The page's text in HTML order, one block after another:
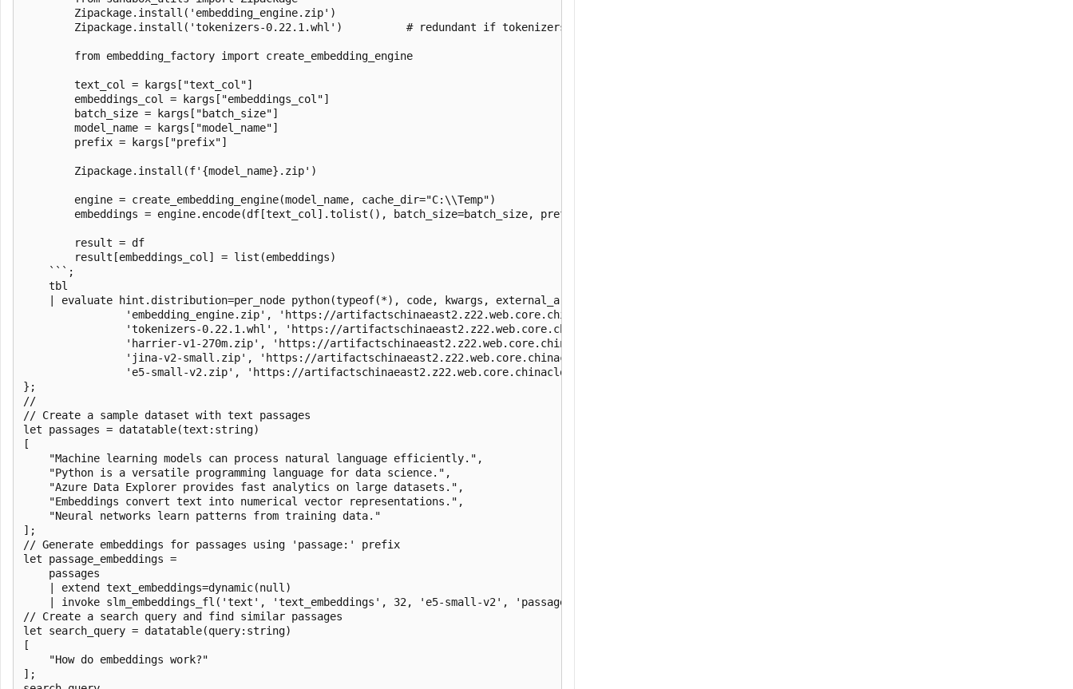
    tbl
    | evaluate hint.distribution=per_node python(typeof(*), code, kwargs, external_artifacts = bag_pack(
};
//
// Create a sample dataset with text passages
let passages = datatable(text:string)
[
    "Machine learning models can process natural language efficiently.",
    "Python is a versatile programming language for data science.",
    "Azure Data Explorer provides fast analytics on large datasets.",
    "Embeddings convert text into numerical vector representations.",
    "Neural networks learn patterns from training data."
];
// Generate embeddings for passages using 'passage:' prefix
let passage_embeddings =
    passages
    | extend text_embeddings=dynamic(null)
    | invoke slm_embeddings_fl('text', 'text_embeddings', 32, 'e5-small-v2', 'passage:');
// Create a search query and find similar passages
let search_query = datatable(query:string)
[
    "How do embeddings work?"
];